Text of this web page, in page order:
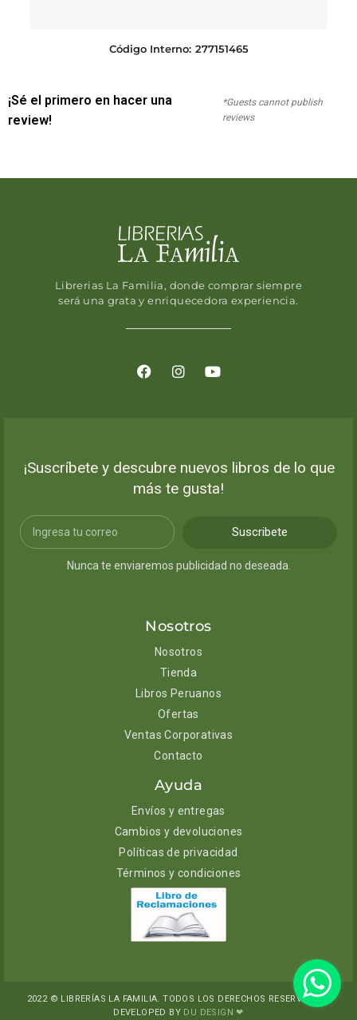
Código Interno: 277151465
¡Sé el primero en hacer una
review!
*Guests cannot publish
reviews
Librerias La Familia, donde comprar siempre
será una grata y enriquecedora experiencia.
¡Suscríbete y descubre nuevos libros de lo que
más te gusta!
Suscribete
Nunca te enviaremos publicidad no deseada.
Nosotros
Nosotros
Tienda
Libros Peruanos
Ofertas
Ventas Corporativas
Contacto
Ayuda
Envíos y entregas
Cambios y devoluciones
Políticas de privacidad
Términos y condiciones
2022 © LIBRERÍAS LA FAMILIA. TODOS LOS DERECHOS RESERVADOS.
DEVELOPED BY DU DESIGN ❤